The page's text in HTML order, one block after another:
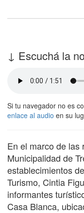
↓ Escuchá la
Si tu navegador no es
enlace al audio en su
En el marco de las
Municipalidad de
establecimientos
Turismo, Cintia
informantes
Casa Blanca,